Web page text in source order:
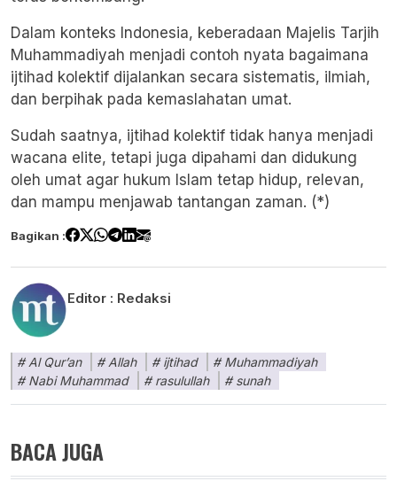
Dalam konteks Indonesia, keberadaan Majelis Tarjih
Muhammadiyah menjadi contoh nyata bagaimana
ijtihad kolektif dijalankan secara sistematis, ilmiah,
dan berpihak pada kemaslahatan umat.
Sudah saatnya, ijtihad kolektif tidak hanya menjadi
wacana elite, tetapi juga dipahami dan didukung
oleh umat agar hukum Islam tetap hidup, relevan,
dan mampu menjawab tantangan zaman. (*)
Bagikan :
Editor : Redaksi
Al Qur’an Allah ijtihad
Muhammadiyah
Nabi Muhammad
rasulullah sunah
BACA JUGA